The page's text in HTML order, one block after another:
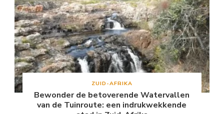
ZUID-AFRIKA
Bewonder de betoverende Watervallen
van de Tuinroute: een indrukwekkende